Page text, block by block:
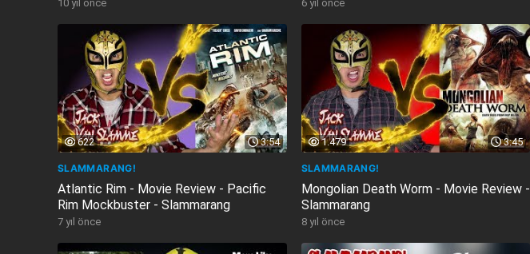
10 yıl önce 6 yıl önce
3:54
622
SLAMMARANG!
Atlantic Rim - Movie Review - Pacific
Rim Mockbuster - Slammarang
7 yıl önce
3:45
1.479
SLAMMARANG!
Mongolian Death Worm - Movie Review -
Slammarang
8 yıl önce